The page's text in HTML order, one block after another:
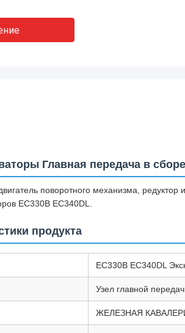
Главная передача в
поворотного механизма, редуктор и
EC330B EC340DL.
продукта
EC330B EC340DL
Узел главной
ЖЕЛЕЗНАЯ